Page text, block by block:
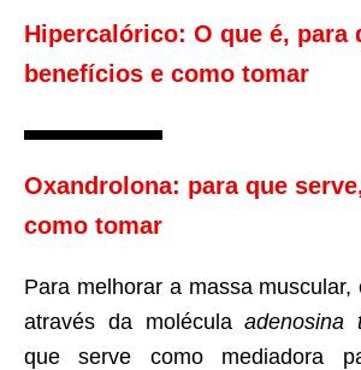
Hipercalórico: O que é, para
benefícios e como tomar
Oxandrolona: para que
como tomar
Para melhorar a massa
através da moléculaadenosina
que serve como mediadora